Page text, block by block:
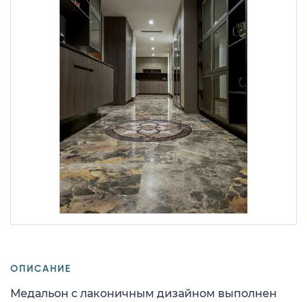
ОПИСАНИЕ
Медальон с лаконичным дизайном выполнен